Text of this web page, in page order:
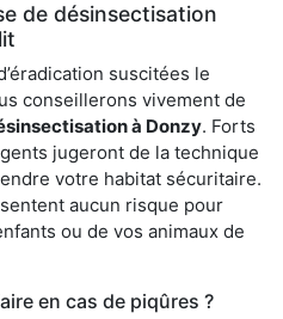
de désinsectisation
suscitées le
conseillerons vivement de
à Donzy. Forts
jugeront de la technique
votre habitat sécuritaire.
aucun risque pour
ou de vos animaux de
en cas de piqûres ?